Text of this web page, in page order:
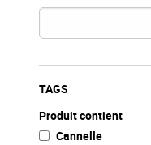
TAGS
Produit contient
Cannelle